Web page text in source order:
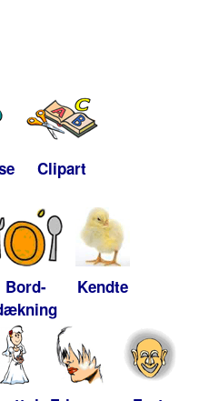
Clipart
Bord-
Kendte